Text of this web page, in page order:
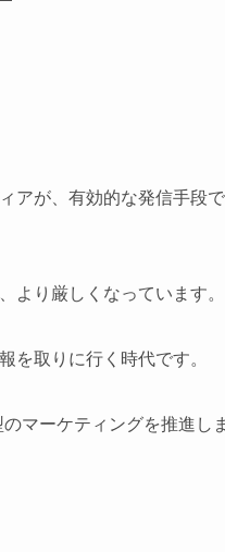
アが、有効的な発信手段
り厳しくなっています。
取りに行く時代です。
マーケティングを推進し